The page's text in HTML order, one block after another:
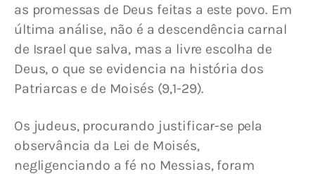
as promessas de Deus feitas a este povo. Em
última análise, não é a descendência carnal
de Israel que salva, mas a livre escolha de
Deus, o que se evidencia na história dos
Patriarcas e de Moisés (9,1-29).
Os judeus, procurando justificar-se pela
observância da Lei de Moisés,
negligenciando a fé no Messias, foram